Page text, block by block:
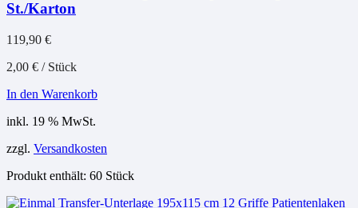
St./Karton
119,90 €
2,00 € / Stück
In den Warenkorb
inkl. 19 % MwSt.
zzgl. Versandkosten
Produkt enthält: 60 Stück